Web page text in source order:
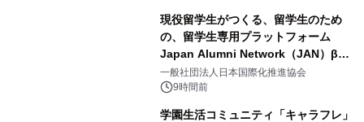
現役留学生がつくる、留学生のため
の、留学生専用プラットフォーム
Japan Alumni Network（JAN）β版
をリリース
一般社団法人日本国際化推進協会
9時間前
学園生活コミュニティ「キャラフレ」